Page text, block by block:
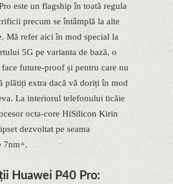
este un flagship în toată regula
precum se întâmplă la alte
Mă refer aici în mod special la
5G pe varianta de bază, o
future-proof și pentru care nu
plătiți extra dacă vă doriți în mod
La interiorul telefonului ticăie
octa-core HiSilicon Kirin
dezvoltat pe seama
7nm+.
Huawei P40 Pro: